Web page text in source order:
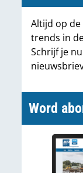
Altijd op
trends in
Schrijf je
Word